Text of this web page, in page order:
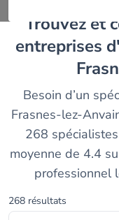
Trouvez et comparez les meilleurs
entreprises
Besoin d’un
Frasnes-lez-
268
moyenne de 4.4
professionnel
268 résultats